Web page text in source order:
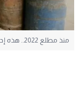
منذ مطلع 2022.. هذه إحصائية شاحنات الغاز التي دخلت غزة